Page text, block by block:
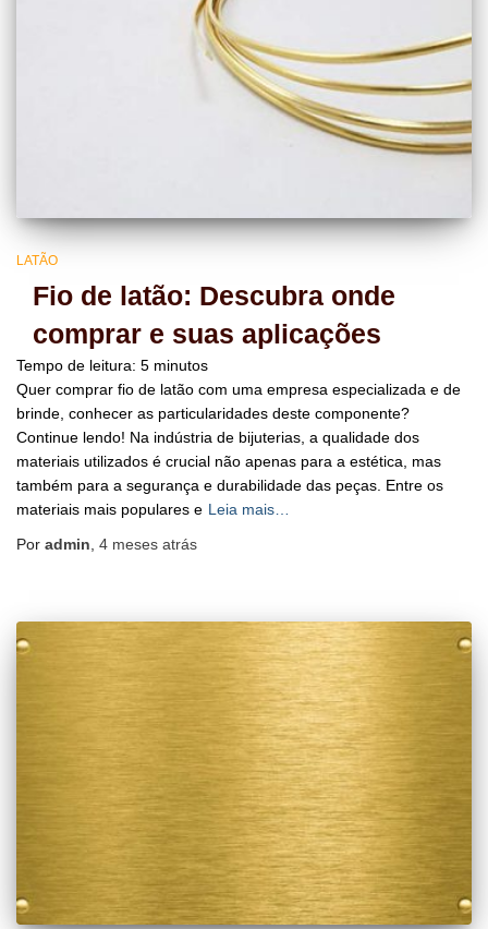
LATÃO
Fio de latão: Descubra onde
comprar e suas aplicações
Tempo de leitura: 5 minutos
Quer comprar fio de latão com uma empresa especializada e de
brinde, conhecer as particularidades deste componente?
Continue lendo! Na indústria de bijuterias, a qualidade dos
materiais utilizados é crucial não apenas para a estética, mas
também para a segurança e durabilidade das peças. Entre os
materiais mais populares e Leia mais…
Por admin 4 meses atrás